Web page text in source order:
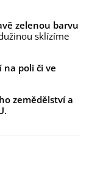
zelenou barvu
sklízíme
poli či ve
zemědělství a